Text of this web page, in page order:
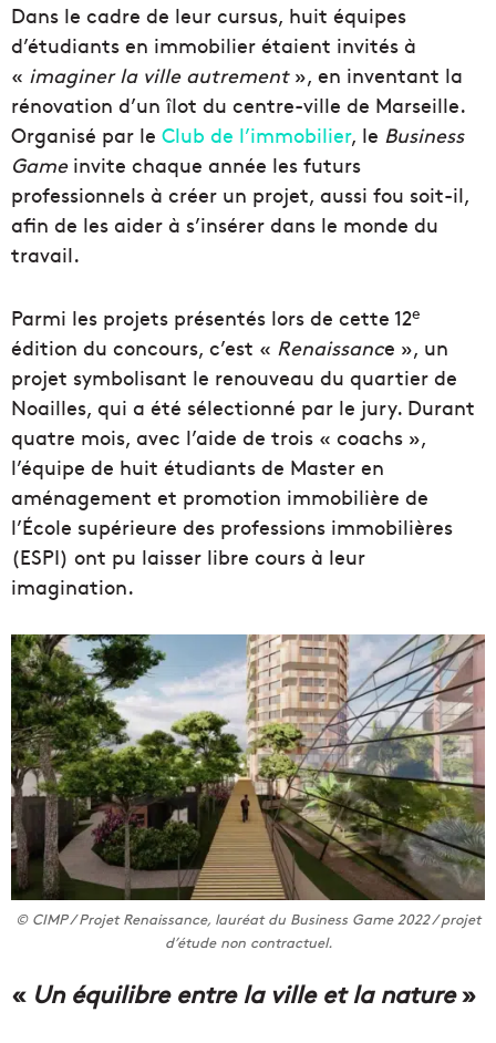
Dans le cadre de leur cursus, huit équipes
d’étudiants en immobilier étaient invités à
« imaginer la ville autrement», en inventant la
rénovation d’un îlot du centre-ville de Marseille.
Organisé par le Club de l’immobilier, le Business
Gameinvite chaque année les futurs
professionnels à créer un projet, aussi fou soit-il,
afin de les aider à s’insérer dans le monde du
travail.
Parmi les projets présentés lors de cette 12e
édition du concours, c’est « Renaissance », un
projet symbolisant le renouveau du quartier de
Noailles, qui a été sélectionné par le jury. Durant
quatre mois, avec l’aide de trois « coachs »,
l’équipe de huit étudiants de Master en
aménagement et promotion immobilière de
l’École supérieure des professions immobilières
(ESPI) ont pu laisser libre cours à leur
imagination.
© CIMP / Projet Renaissance, lauréat du Business Game 2022 / projet
d’étude non contractuel.
«Un équilibre entre la ville et la nature»